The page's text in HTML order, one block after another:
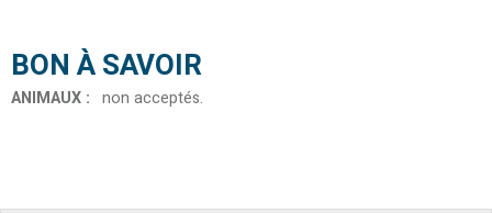
BON À SAVOIR
ANIMAUX : non acceptés